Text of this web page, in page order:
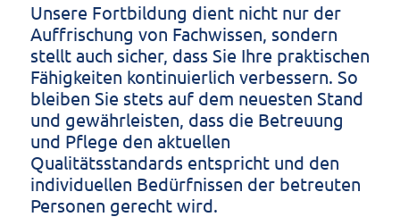
Unsere Fortbildung dient nicht nur der
Auffrischung von Fachwissen, sondern
stellt auch sicher, dass Sie Ihre praktischen
Fähigkeiten kontinuierlich verbessern. So
bleiben Sie stets auf dem neuesten Stand
und gewährleisten, dass die Betreuung
und Pflege den aktuellen
Qualitätsstandards entspricht und den
individuellen Bedürfnissen der betreuten
Personen gerecht wird.